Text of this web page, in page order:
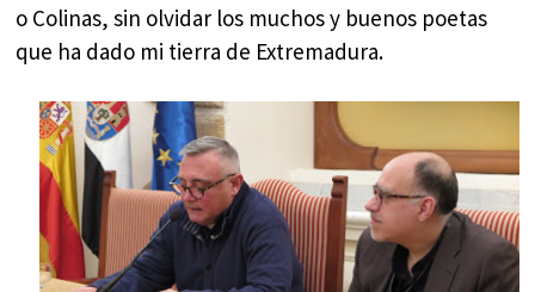
o Colinas, sin olvidar los muchos y buenos poetas
que ha dado mi tierra de Extremadura.